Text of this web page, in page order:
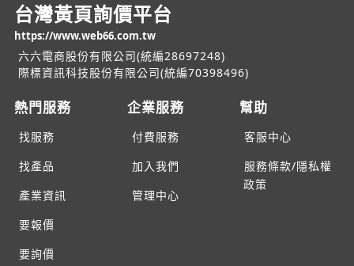
台灣黃頁詢價平台
https://www.web66.com.tw
六六電商股份有限公司(統編28697248)
際標資訊科技股份有限公司(統編70398496)
熱門服務
找服務
找產品
產業資訊
要報價
要詢價
企業服務
付費服務
加入我們
管理中心
幫助
客服中心
服務條款/隱私權
政策